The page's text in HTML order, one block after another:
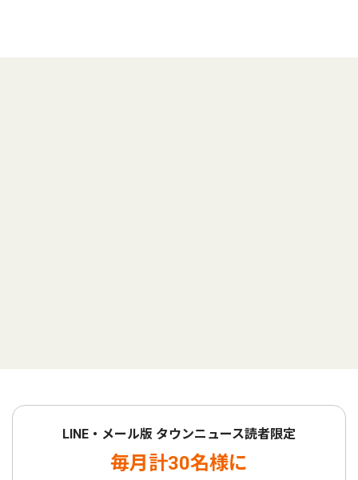
LINE・メール版 タウンニュース読者限定
毎月計30名様に